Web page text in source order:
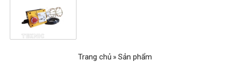
Trang chủ » Sản phẩm